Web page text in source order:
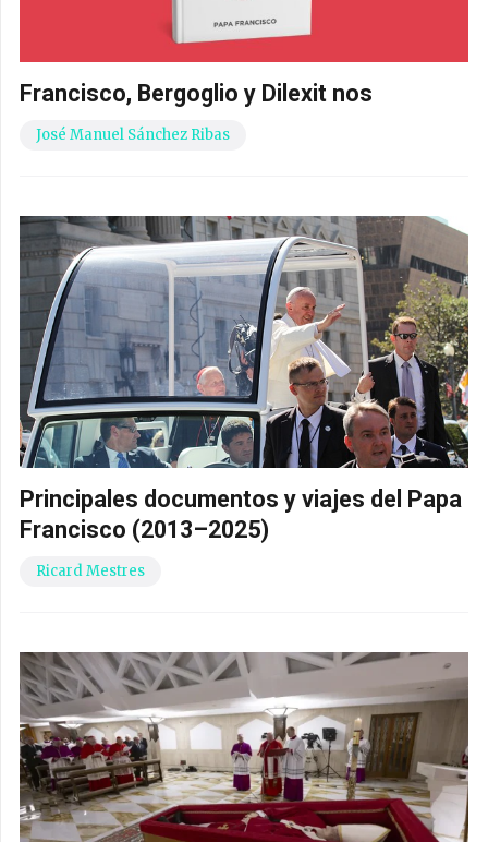
Francisco, Bergoglio y Dilexit nos
José Manuel Sánchez Ribas
Principales documentos y viajes del Papa
Francisco (2013–2025)
Ricard Mestres